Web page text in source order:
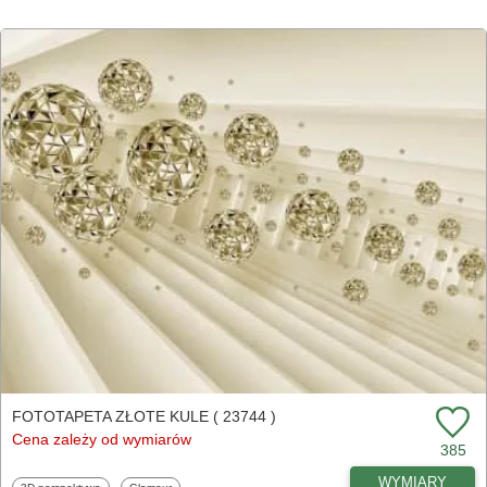
FOTOTAPETA ZŁOTE KULE ( 23744 )
Cena zależy od wymiarów
385
WYMIARY